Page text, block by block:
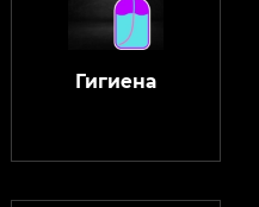
Гигиена